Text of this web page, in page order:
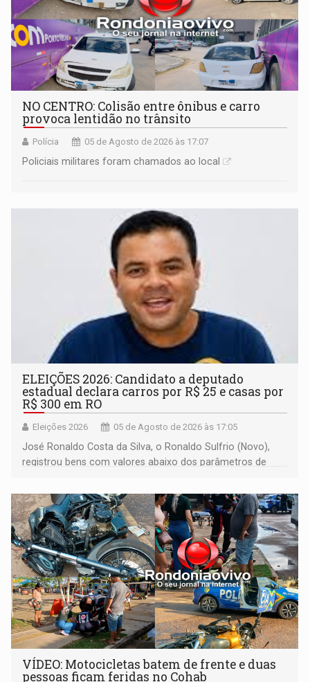
NO CENTRO: Colisão entre ônibus e carro
provoca lentidão no trânsito
Polícia 05 de Agosto de 2026 às 17:07
Policiais militares foram chamados ao local
ELEIÇÕES 2026: Candidato a deputado
estadual declara carros por R$ 25 e casas por
R$ 300 em RO
Eleições 2026 05 de Agosto de 2026 às 17:05
José Ronaldo Costa da Silva, o Ronaldo Sulfrio (Novo),
registrou bens com valores abaixo dos parâmetros de
milhões
VÍDEO: Motocicletas batem de frente e duas
pessoas ficam feridas no Cohab